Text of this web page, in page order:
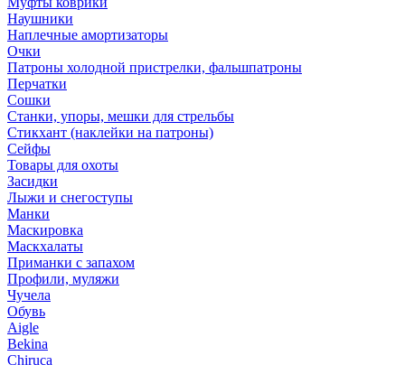
Наушники
Наплечные амортизаторы
Очки
Патроны холодной пристрелки, фальшпатроны
Перчатки
Сошки
Станки, упоры, мешки для стрельбы
Стикхант (наклейки на патроны)
Сейфы
Товары для охоты
Засидки
Лыжи и снегоступы
Манки
Маскировка
Маскхалаты
Приманки с запахом
Профили, муляжи
Чучела
Обувь
Aigle
Bekina
Chiruсa